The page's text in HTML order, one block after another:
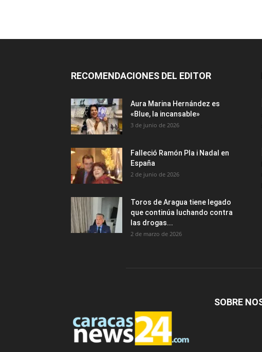
RECOMENDACIONES DEL EDITOR
Aura Marina Hernández es
«Blue, la incansable»
3 de junio de 2026
Falleció Ramón Pla i Nadal en
España
2 de junio de 2026
Toros de Aragua tiene legado
que continúa luchando contra
las drogas...
2 de marzo de 2026
SOBRE